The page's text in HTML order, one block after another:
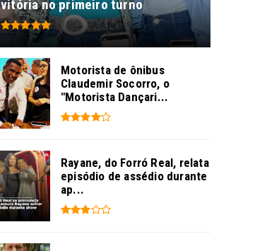
vitória no primeiro turno
Motorista de ônibus
Claudemir Socorro, o
"Motorista Dançari...
Rayane, do Forró Real, relata
episódio de assédio durante
ap...